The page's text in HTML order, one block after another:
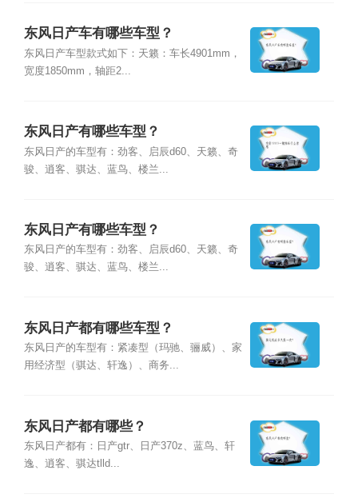
东风日产车有哪些车型？
东风日产车型款式如下：天籁：车长4901mm，
宽度1850mm，轴距2...
东风日产有哪些车型？
东风日产的车型有：劲客、启辰d60、天籁、奇
骏、逍客、骐达、蓝鸟、楼兰...
东风日产有哪些车型？
东风日产的车型有：劲客、启辰d60、天籁、奇
骏、逍客、骐达、蓝鸟、楼兰...
东风日产都有哪些车型？
东风日产的车型有：紧凑型（玛驰、骊威）、家
用经济型（骐达、轩逸）、商务...
东风日产都有哪些？
东风日产都有：日产gtr、日产370z、蓝鸟、轩
逸、逍客、骐达tlld...